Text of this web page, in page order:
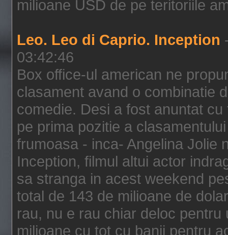
milioane USD de pe teritoriile
Leo. Leo di Caprio. Inception
03:42:46
Box office-ul american ne
clasament avand o combinatie
comedie. Desi a fost anuntat
pe prima pozitie a
frumoasa - inca- Angelina Jolie
Inception, filmul altui actor
sa stranga in acest weekend
total de 143 de milioane de
rau, nu e rau chiar deloc
milioane cu tot cu banii pentru